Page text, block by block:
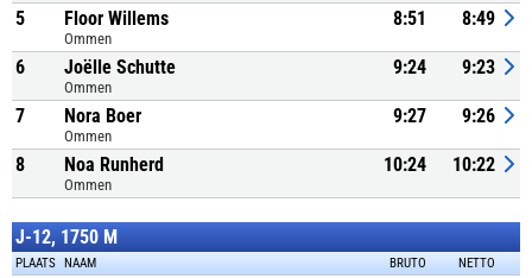
5 Floor Willems
Ommen
8:51 8:49
6 Joëlle Schutte
Ommen
9:24 9:23
7 Nora Boer
Ommen
9:27 9:26
8 Noa Runherd
Ommen
10:24 10:22
J-12, 1750 M
PLAATS NAAM BRUTO NETTO